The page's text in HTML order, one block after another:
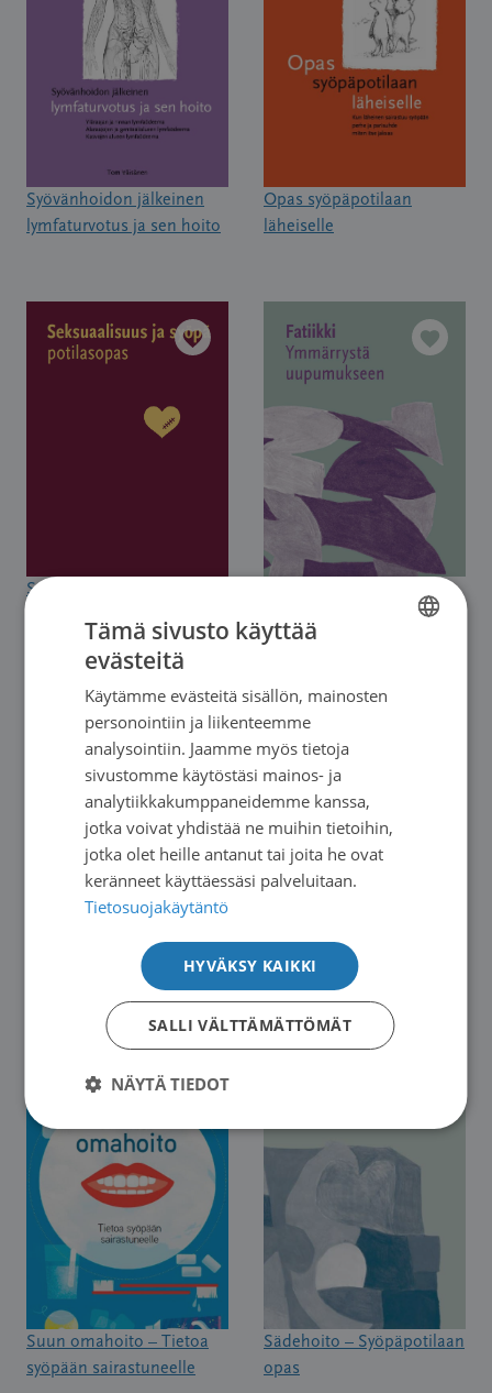
Syövänhoidon jälkeinen
lymfaturvotus ja sen hoito
Opas syöpäpotilaan
läheiselle
Seksuaalisuus ja syöpä
Syöpä, kutsumaton vieras Syöpäpotilaan kivun hoito
Suun omahoito – Tietoa
syöpään sairastuneelle
Sädehoito – Syöpäpotilaan
opas
SWEDISH
Tämä sivusto käyttää
evästeitä
Käytämme evästeitä sisällön, mainosten
personointiin ja liikenteemme
analysointiin. Jaamme myös tietoja
sivustomme käytöstäsi mainos- ja
analytiikkakumppaneidemme kanssa,
jotka voivat yhdistää ne muihin tietoihin,
jotka olet heille antanut tai joita he ovat
keränneet käyttäessäsi palveluitaan.
Tietosuojakäytäntö
HYVÄKSY KAIKKI
SALLI VÄLTTÄMÄTTÖMÄT
NÄYTÄ TIEDOT